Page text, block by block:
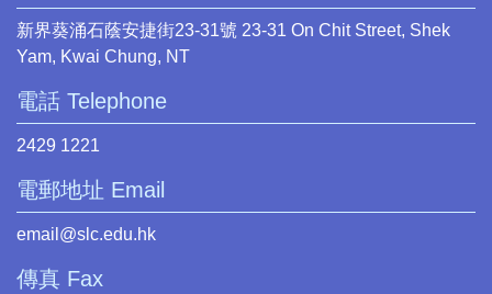
新界葵涌石蔭安捷街23-31號 23-31 On Chit Street, Shek
Yam, Kwai Chung, NT
電話 Telephone
2429 1221
電郵地址 Email
email@slc.edu.hk
傳真 Fax